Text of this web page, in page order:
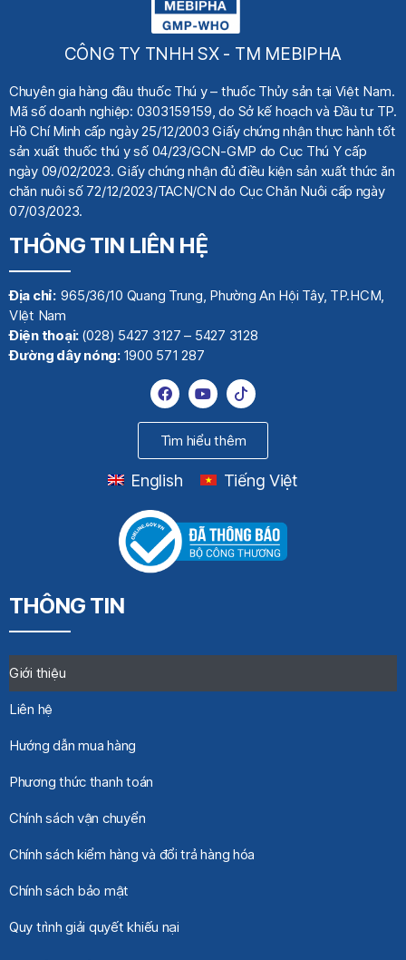
CÔNG TY TNHH SX - TM MEBIPHA
Chuyên gia hàng đầu thuốc Thú y– thuốc Thủy sản tại Việt Nam.
Mã số doanh nghiệp: 0303159159, do Sở kế hoạch và Đầu tư TP.
Hồ Chí Minh cấp ngày 25/12/2003 Giấy chứng nhận thực hành tốt
sản xuất thuốc thú y số 04/23/GCN-GMP do Cục Thú Y cấp
ngày 09/02/2023. Giấy chứng nhận đủ điều kiện sản xuất thức ăn
chăn nuôi số 72/12/2023/TACN/CN do Cục Chăn Nuôi cấp ngày
07/03/2023.
THÔNG TIN LIÊN HỆ
Địa chỉ:965/36/10 Quang Trung, Phường An Hội Tây, TP.HCM,
VIệt Nam
Điện thoại: (028) 5427 3127 – 5427 3128
Đường dây nóng: 1900 571 287
Tìm hiểu thêm
English Tiếng Việt
THÔNG TIN
Giới thiệu
Liên hệ
Hướng dẫn mua hàng
Phương thức thanh toán
Chính sách vận chuyển
Chính sách kiểm hàng và đổi trả hàng hóa
Chính sách bảo mật
Quy trình giải quyết khiếu nại